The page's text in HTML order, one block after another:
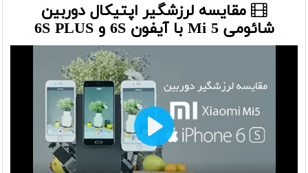
مقایسه لرزشگیر اپتیکال دوربین
شائومی Mi 5 با آیفون 6S و 6S PLUS
Play